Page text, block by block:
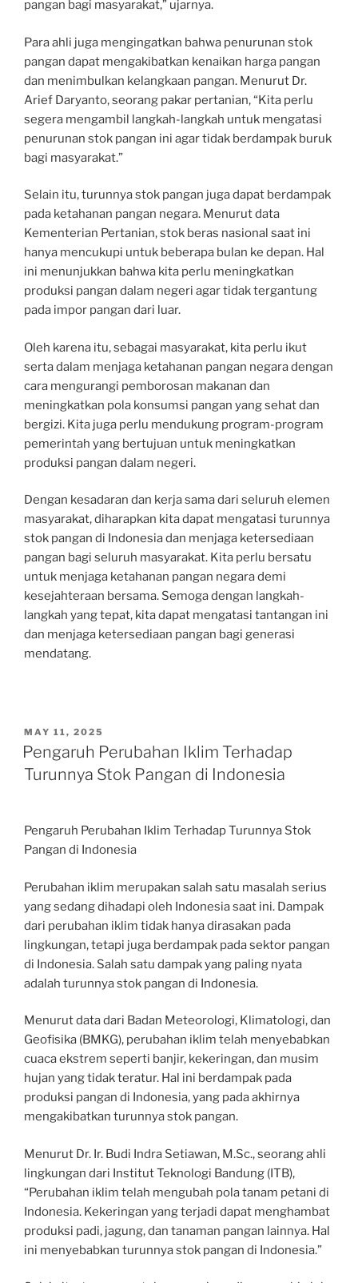
pangan bagi masyarakat,” ujarnya.
Para ahli juga mengingatkan bahwa penurunan stok
pangan dapat mengakibatkan kenaikan harga pangan
dan menimbulkan kelangkaan pangan. Menurut Dr.
Arief Daryanto, seorang pakar pertanian, “Kita perlu
segera mengambil langkah-langkah untuk mengatasi
penurunan stok pangan ini agar tidak berdampak buruk
bagi masyarakat.”
Selain itu, turunnya stok pangan juga dapat berdampak
pada ketahanan pangan negara. Menurut data
Kementerian Pertanian, stok beras nasional saat ini
hanya mencukupi untuk beberapa bulan ke depan. Hal
ini menunjukkan bahwa kita perlu meningkatkan
produksi pangan dalam negeri agar tidak tergantung
pada impor pangan dari luar.
Oleh karena itu, sebagai masyarakat, kita perlu ikut
serta dalam menjaga ketahanan pangan negara dengan
cara mengurangi pemborosan makanan dan
meningkatkan pola konsumsi pangan yang sehat dan
bergizi. Kita juga perlu mendukung program-program
pemerintah yang bertujuan untuk meningkatkan
produksi pangan dalam negeri.
Dengan kesadaran dan kerja sama dari seluruh elemen
masyarakat, diharapkan kita dapat mengatasi turunnya
stok pangan di Indonesia dan menjaga ketersediaan
pangan bagi seluruh masyarakat. Kita perlu bersatu
untuk menjaga ketahanan pangan negara demi
kesejahteraan bersama. Semoga dengan langkah-
langkah yang tepat, kita dapat mengatasi tantangan ini
dan menjaga ketersediaan pangan bagi generasi
mendatang.
POSTED
ON
MAY 11, 2025
Pengaruh Perubahan Iklim Terhadap
Turunnya Stok Pangan di Indonesia
Pengaruh Perubahan Iklim Terhadap Turunnya Stok
Pangan di Indonesia
Perubahan iklim merupakan salah satu masalah serius
yang sedang dihadapi oleh Indonesia saat ini. Dampak
dari perubahan iklim tidak hanya dirasakan pada
lingkungan, tetapi juga berdampak pada sektor pangan
di Indonesia. Salah satu dampak yang paling nyata
adalah turunnya stok pangan di Indonesia.
Menurut data dari Badan Meteorologi, Klimatologi, dan
Geofisika (BMKG), perubahan iklim telah menyebabkan
cuaca ekstrem seperti banjir, kekeringan, dan musim
hujan yang tidak teratur. Hal ini berdampak pada
produksi pangan di Indonesia, yang pada akhirnya
mengakibatkan turunnya stok pangan.
Menurut Dr. Ir. Budi Indra Setiawan, M.Sc., seorang ahli
lingkungan dari Institut Teknologi Bandung (ITB),
“Perubahan iklim telah mengubah pola tanam petani di
Indonesia. Kekeringan yang terjadi dapat menghambat
produksi padi, jagung, dan tanaman pangan lainnya. Hal
ini menyebabkan turunnya stok pangan di Indonesia.”